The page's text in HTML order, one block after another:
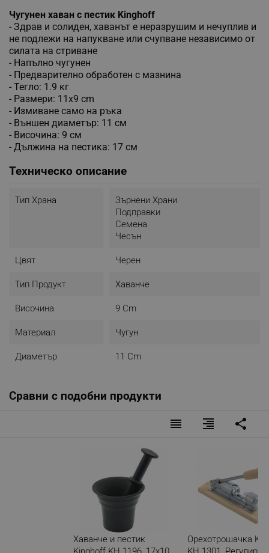
Чугунен хаван с пестик Kinghoff
- Здрав и солиден, хаванът е неразрушим и нечуплив и
не подлежи на напукване или счупване независимо от
силата на стриване
- Напълно чугунен
- Предварително обработен с мазнина
- Тегло: 1.9 кг
- Размери: 11х9 cm
- Измиване само на ръка
- Външен диаметър: 11 см
- Височина: 9 см
- Дължина на пестика: 17 см
Техническо описание
Тип Храна
Зърнени Храни
Подправки
Семена
Чесън
Цвят Черен
Тип Продукт Хаванче
Височина 9 Cm
Материал Чугун
Диаметър 11 Cm
Сравни с подобни продукти
reorder format_align_right share
Хаванче и пестик
Орехотрошачка